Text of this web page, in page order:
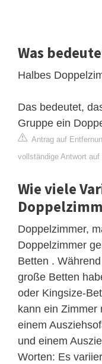
Was
Halbes
Das bedeutet,
Gruppe ein
Antrag auf
vollständige Antwort auf
Wie viele
Doppelzimmer,
Doppelzimmer
Betten .
große Betten
oder Kingsize-
kann ein Zimmer
einem
und einem
Worten: Es